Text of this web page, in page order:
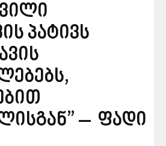
პატივს
– ფადი